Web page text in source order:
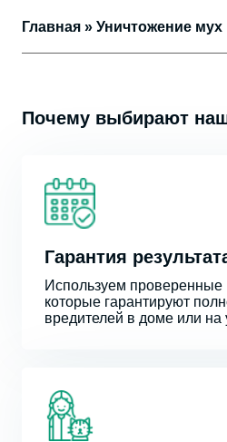
Главная » Уничтожение мух
Почему выбирают
Гарантия
Используем проверенные
которые гарантируют
вредителей в доме или на